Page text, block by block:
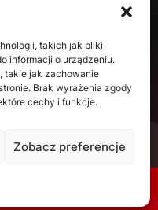
takich jak pliki
informacji o urządzeniu.
takie jak zachowanie
Brak wyrażenia zgody
cechy i funkcje.
Zobacz preferencje